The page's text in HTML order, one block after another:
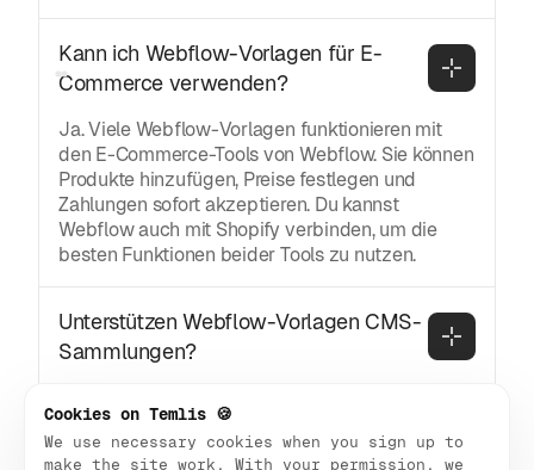
Kann ich Webflow-Vorlagen für E-
Commerce verwenden?
Ja. Viele Webflow-Vorlagen funktionieren mit
den E-Commerce-Tools von Webflow. Sie können
Produkte hinzufügen, Preise festlegen und
Zahlungen sofort akzeptieren. Du kannst
Webflow auch mit Shopify verbinden, um die
besten Funktionen beider Tools zu nutzen.
Unterstützen Webflow-Vorlagen CMS-
Sammlungen?
Funktionen, Karrieren, Dienstleistungen, Blogs,
Fallstudien oder Teamseiten verwalten. Temlis-
Cookies on Temlis 🍪
We use necessary cookies when you sign up to
make the site work. With your permission, we